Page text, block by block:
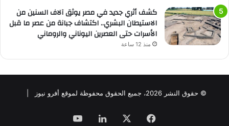
كشف أثري جديد في مصر يوثق آلاف السنين من
الاستيطان البشري.. اكتشاف جبانة من عصر ما قبل
الأسرات حتى العصرين اليوناني والروماني
منذ 12 ساعة
© حقوق النشر 2026، جميع الحقوق محفوظة لموقع أفرو نيوز |
فيسبوك لينكدإن